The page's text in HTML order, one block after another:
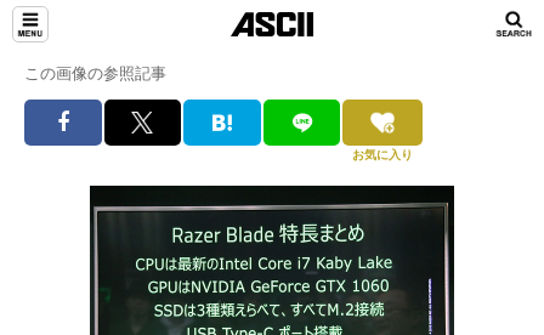
この画像の参照記事
お気に入り